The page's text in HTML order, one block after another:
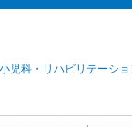
児科・リハビリテーシ